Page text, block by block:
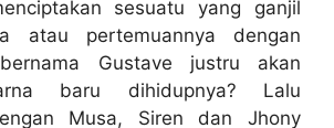
sesuatu yang ganjil
atau pertemuannya dengan
Gustave justru akan
baru dihidupnya? Lalu
Musa, Siren dan Jhony